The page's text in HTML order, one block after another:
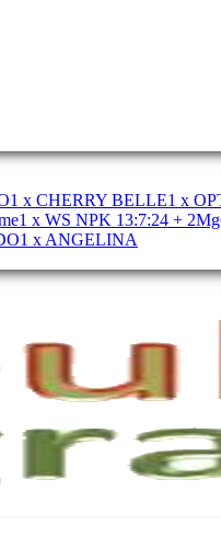
1 x CHERRY BELLE1 x
1 x WS NPK 13:7:24 +
1 x ANGELINA